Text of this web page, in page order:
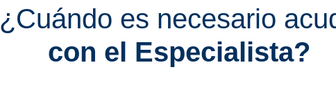
¿Cuándo es necesario
con el Especialista?